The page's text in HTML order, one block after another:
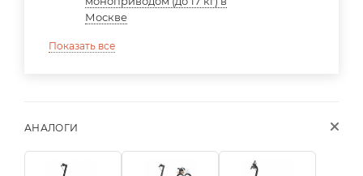
Москве
Показать все
АНАЛОГИ